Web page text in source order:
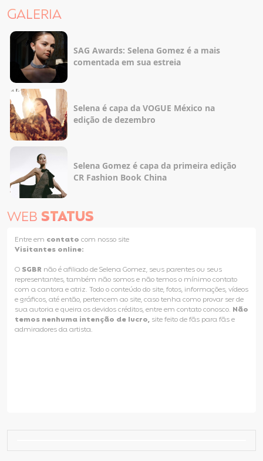
GALERIA
SAG Awards: Selena Gomez é a mais
comentada em sua estreia
Selena é capa da VOGUE México na
edição de dezembro
Selena Gomez é capa da primeira edição
CR Fashion Book China
WEB STATUS
Entre em contato com nosso site
Visitantes online:
O SGBR não é afiliado de Selena Gomez, seus parentes ou seus
representantes, também não somos e não temos o mínimo contato
com a cantora e atriz. Todo o conteúdo do site, fotos, informações, vídeos
e gráficos, até então, pertencem ao site, caso tenha como provar ser de
sua autoria e queira os devidos créditos, entre em contato conosco. Não
temos nenhuma intenção de lucro, site feito de fãs para fãs e
admiradores da artista.